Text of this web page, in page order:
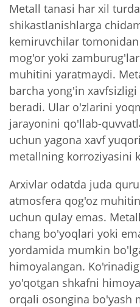
Metall tanasi har xil
shikastlanishlarga
kemiruvchilar
mog'or yoki
muhitini yaratmaydi.
barcha yong'in
beradi. Ular o'zlarini
jarayonini qo'llab-
uchun yagona xavf
metallning korroziyasini
Arxivlar odatda juda
atmosfera qog'oz
uchun qulay emas.
chang bo'yoqlari yoki
yordamida mumkin
himoyalangan.
yo'qotgan shkafni
orqali osongina bo'yash